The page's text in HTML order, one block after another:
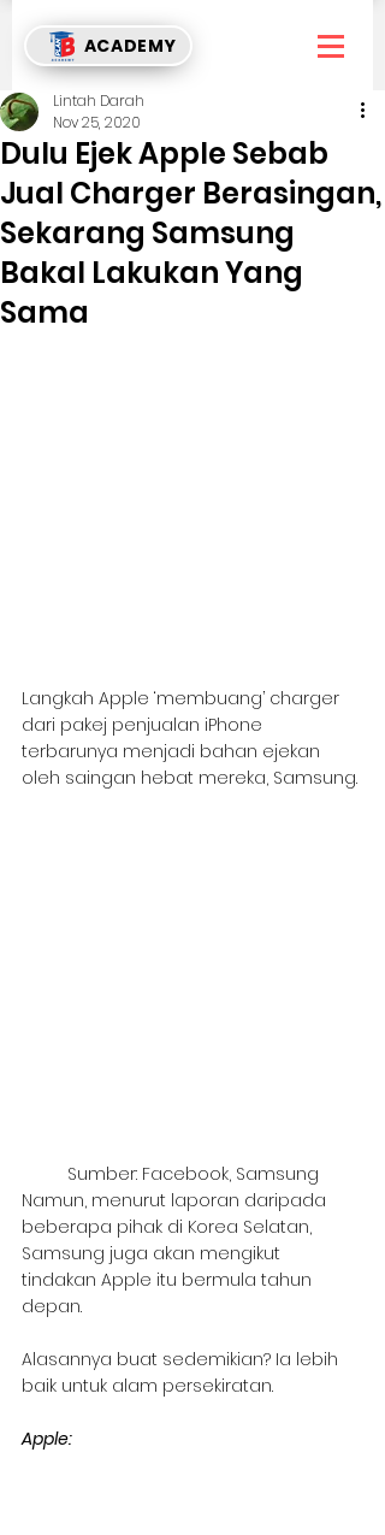
ACADEMY
Dulu Ejek Apple Sebab
Jual Charger Berasingan,
Sekarang Samsung
Bakal Lakukan Yang
Sama
Lintah Darah
Nov 25, 2020
Langkah Apple ‘membuang’ charger
dari pakej penjualan iPhone
terbarunya menjadi bahan ejekan
oleh saingan hebat mereka, Samsung.
Sumber: Facebook, Samsung
Namun, menurut laporan daripada
beberapa pihak di Korea Selatan,
Samsung juga akan mengikut
tindakan Apple itu bermula tahun
depan.
Alasannya buat sedemikian? Ia lebih
baik untuk alam persekiratan.
Apple: